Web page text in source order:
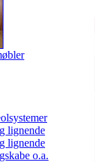
lignende
lignende
o.a.